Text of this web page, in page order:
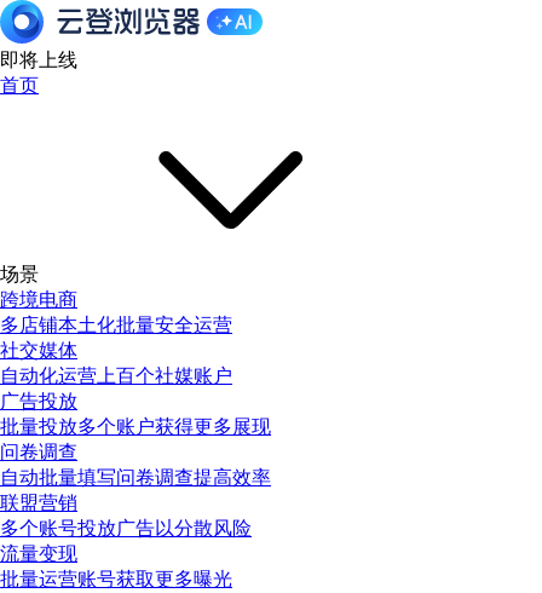
即将上线
首页
场景
跨境电商
多店铺本土化批量安全运营
社交媒体
自动化运营上百个社媒账户
广告投放
批量投放多个账户获得更多展现
问卷调查
自动批量填写问卷调查提高效率
联盟营销
多个账号投放广告以分散风险
流量变现
批量运营账号获取更多曝光